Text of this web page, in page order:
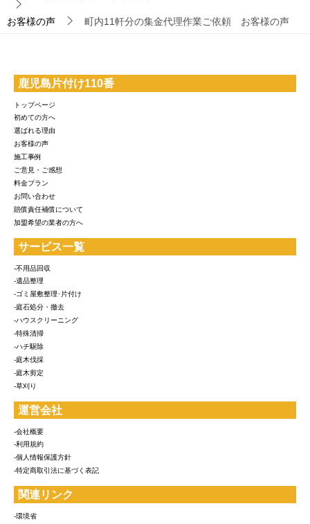
お客様の声 町内11軒分の集金代理作業ご依頼 お客様の声
鹿児島片付け110番
トップページ
初めての方へ
選ばれる理由
お客様の声
施工事例
ご意見・ご感想
料金プラン
お問い合わせ
賠償責任補償について
加盟希望の業者の方へ
サービス一覧
-不用品回収
-遺品整理
-ゴミ屋敷整理･片付け
-庭石処分・撤去
-ハウスクリーニング
-特殊清掃
-ハチ駆除
-庭木伐採
-庭木剪定
-草刈り
運営会社
-会社概要
-利用規約
-個人情報保護方針
-特定商取引法に基づく表記
関連リンク
-環境省